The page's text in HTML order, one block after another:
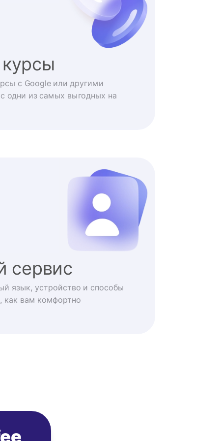
с Google или другими
одни из самых выгодных на
сервис
язык, устройство и способы
как вам комфортно